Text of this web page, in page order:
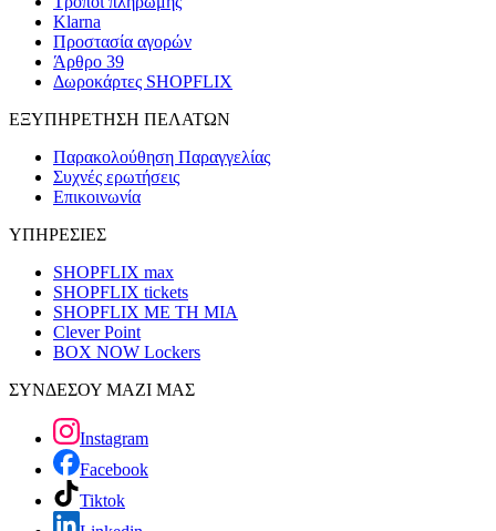
Klarna
Προστασία αγορών
Άρθρο 39
Δωροκάρτες SHOPFLIX
ΕΞΥΠΗΡΕΤΗΣΗ ΠΕΛΑΤΩΝ
Παρακολούθηση Παραγγελίας
Συχνές ερωτήσεις
Επικοινωνία
ΥΠΗΡΕΣΙΕΣ
SHOPFLIX max
SHOPFLIX tickets
SHOPFLIX ΜΕ ΤΗ ΜΙΑ
Clever Point
BOX NOW Lockers
ΣΥΝΔΕΣΟΥ ΜΑΖΙ ΜΑΣ
Instagram
Facebook
Tiktok